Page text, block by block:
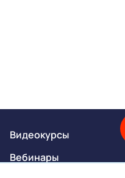
Видеокурсы
Вебинары